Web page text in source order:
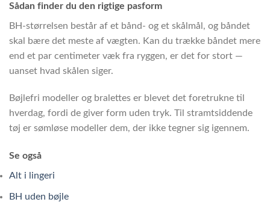
Sådan finder du den rigtige pasform
BH-størrelsen består af et bånd- og et skålmål, og båndet
skal bære det meste af vægten. Kan du trække båndet mere
end et par centimeter væk fra ryggen, er det for stort —
uanset hvad skålen siger.
Bøjlefri modeller og bralettes er blevet det foretrukne til
hverdag, fordi de giver form uden tryk. Til stramtsiddende
tøj er sømløse modeller dem, der ikke tegner sig igennem.
Se også
Alt i lingeri
BH uden bøjle